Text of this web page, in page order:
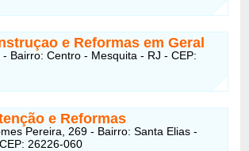
e Reformas em Geral
Bairro: Centro - Mesquita - RJ - CEP:
e Reformas
Pereira, 269 - Bairro: Santa Elias -
26226-060